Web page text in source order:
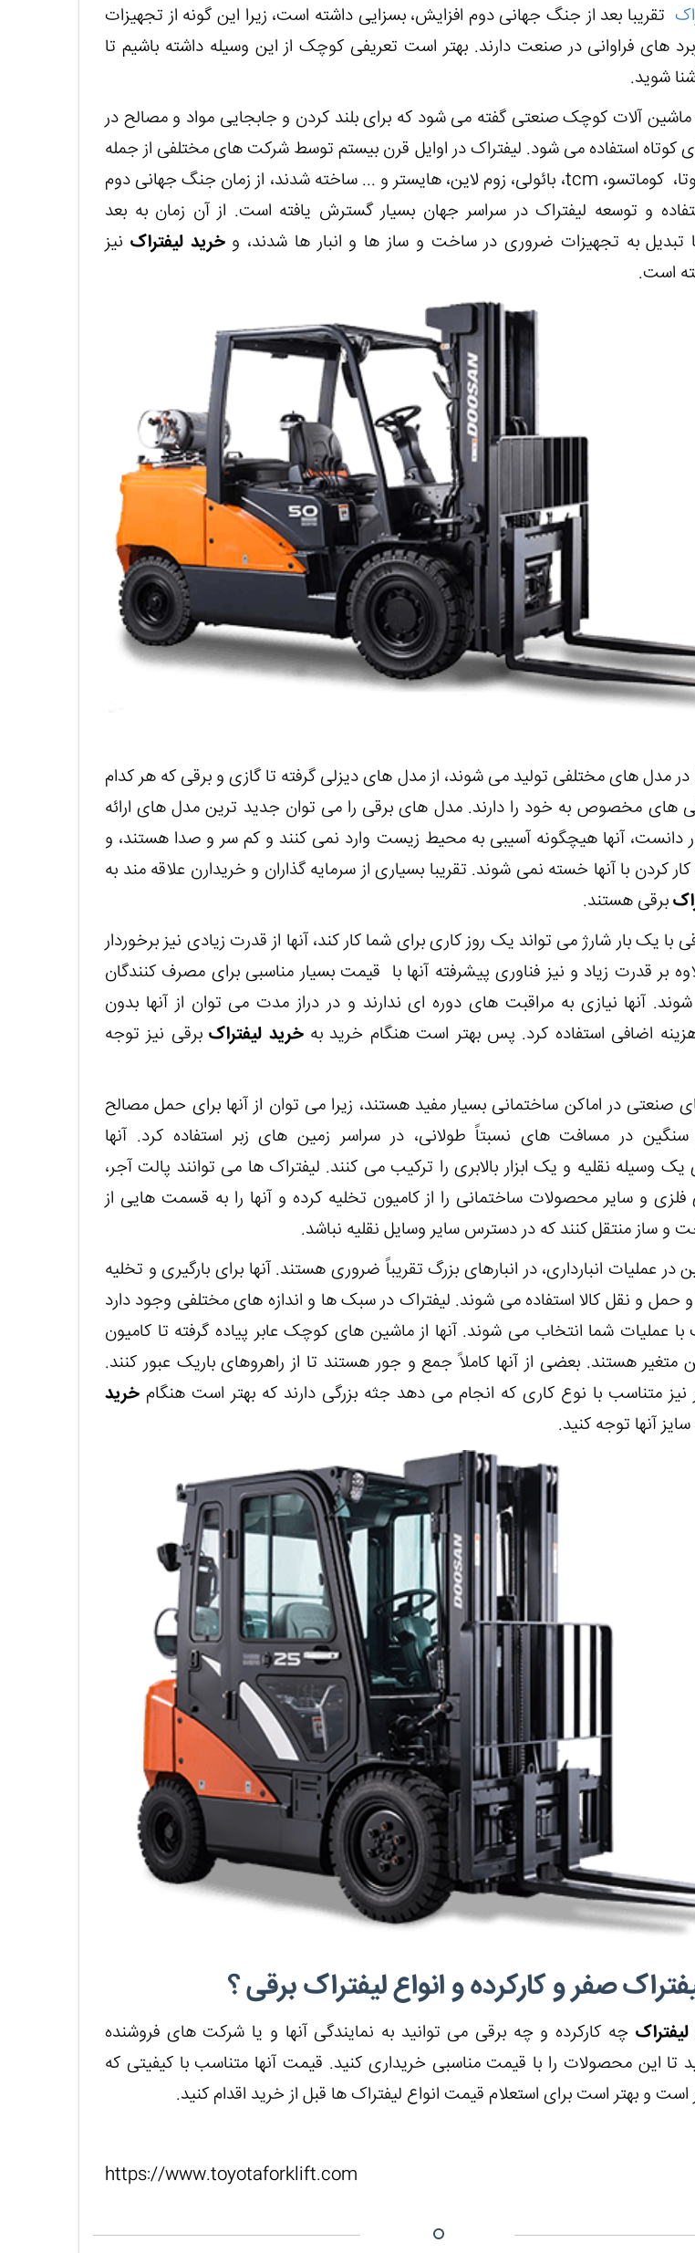
تقریبا بعد از جنگ جهانی دوم افزایش، بسزایی داشته است، زیرا این گونه از تجهیزات
های فراوانی در صنعت دارند. بهتر است تعریفی کوچک از این وسیله داشته باشیم تا
شوید.
ماشین آلات کوچک صنعتی گفته می شود که برای بلند کردن و جابجایی مواد و مصالح در
استفاده می شود. لیفتراک در اوایل قرن بیستم توسط شرکت های مختلفی از جمله
کوماتسو، tcm، بائولی، زوم لاین، هایستر و ... ساخته شدند، از زمان جنگ جهانی دوم
و توسعه لیفتراک در سراسر جهان بسیار گسترش یافته است. از آن زمان به بعد
تبدیل به تجهیزات ضروری در ساخت و ساز ها و انبار ها شدند، وخرید لیفتراک نیز
است.
در مدل های مختلفی تولید می شوند، از مدل های دیزلی گرفته تا گازی و برقی که هر کدام
های مخصوص به خود را دارند. مدل های برقی را می توان جدید ترین مدل های ارائه
دانست، آنها هیچگونه آسیبی به محیط زیست وارد نمی کنند و کم سر و صدا هستند، و
کار کردن با آنها خسته نمی شوند. تقریبا بسیاری از سرمایه گذاران و خریدارن علاقه مند به
برقی هستند.
با یک بار شارژ می تواند یک روز کاری برای شما کار کند، آنها از قدرت زیادی نیز برخوردار
بر قدرت زیاد و نیز فناوری پیشرفته آنها با قیمت بسیار مناسبی برای مصرف کنندگان
آنها نیازی به مراقبت های دوره ای ندارند و در دراز مدت می توان از آنها بدون
اضافی استفاده کرد. پس بهتر است هنگام خرید بهخرید لیفتراکبرقی نیز توجه
صنعتی در اماکن ساختمانی بسیار مفید هستند، زیرا می توان از آنها برای حمل مصالح
در مسافت های نسبتاً طولانی، در سراسر زمین های زبر استفاده کرد. آنها
وسیله نقلیه و یک ابزار بالابری را ترکیب می کنند. لیفتراک ها می توانند پالت آجر،
و سایر محصولات ساختمانی را از کامیون تخلیه کرده و آنها را به قسمت هایی از
ساز منتقل کنند که در دسترس سایر وسایل نقلیه نباشد.
در عملیات انبارداری، در انبارهای بزرگ تقریباً ضروری هستند. آنها برای بارگیری و تخلیه
حمل و نقل کالا استفاده می شوند. لیفتراک در سبک ها و اندازه های مختلفی وجود دارد
عملیات شما انتخاب می شوند. آنها از ماشین های کوچک عابر پیاده گرفته تا کامیون
هستند. بعضی از آنها کاملاً جمع و جور هستند تا از راهروهای باریک عبور کنند.
متناسب با نوع کاری که انجام می دهد جثه بزرگی دارند که بهتر است هنگام خرید
آنها توجه کنید.
صفر و کارکرده و انواع لیفتراک برقی ؟
چه کارکرده و چه برقی می توانید به نمایندگی آنها و یا شرکت های فروشنده
تا این محصولات را با قیمت مناسبی خریداری کنید. قیمت آنها متناسب با کیفیتی که
است و بهتر است برای استعلام قیمت انواع لیفتراک ها قبل از خرید اقدام کنید.
https://www.toyotaforklift.com